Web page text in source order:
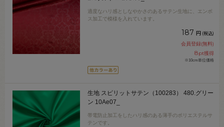
適度なハリ感としなやかさのあるサテン生地に、エンボ
ス加工で模様を入れています。
187 円 (税込)
会員登録(無料)
8pt獲得
※10cm単位価格
生地 スピリットサテン（100283） 480.グリー
ン 10Ae07_
帯電防止加工をしたハリ感のある薄手のポリエステルサ
テンです。